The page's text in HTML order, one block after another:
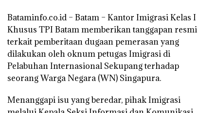
Bataminfo.co.id – Batam – Kantor Imigrasi Kelas I
Khusus TPI Batam memberikan tanggapan resmi
terkait pemberitaan dugaan pemerasan yang
dilakukan oleh oknum petugas Imigrasi di
Pelabuhan Internasional Sekupang terhadap
seorang Warga Negara (WN) Singapura.
Menanggapi isu yang beredar, pihak Imigrasi